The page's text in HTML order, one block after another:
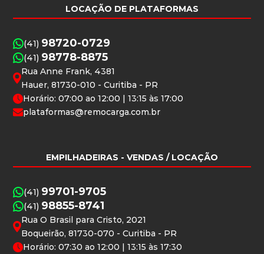
LOCAÇÃO DE PLATAFORMAS
(41) 98720-0729
(41) 98778-8875
Rua Anne Frank, 4381
Hauer, 81730-010 - Curitiba - PR
Horário: 07:00 ao 12:00 | 13:15 às 17:00
plataformas@remocarga.com.br
EMPILHADEIRAS - VENDAS / LOCAÇÃO
(41) 99701-9705
(41) 98855-8741
Rua O Brasil para Cristo, 2021
Boqueirão, 81730-070 - Curitiba - PR
Horário: 07:30 ao 12:00 | 13:15 às 17:30